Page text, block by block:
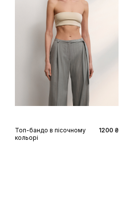
M
Топ-бандо в пісочному
кольорі
1200 ₴